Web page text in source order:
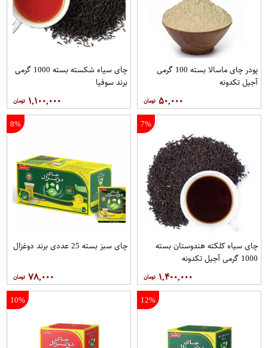
پودر چای ماسالا بسته 100 گرمی
آجیل تکدونه
۵۰,۰۰۰
چای سیاه شکسته بسته 1000 گرمی
برند سوفیا
۱,۱۰۰,۰۰۰
7%
چای سیاه کلکته هندوستان بسته
1000 گرمی آجیل تکدونه
۱,۴۰۰,۰۰۰
8%
چای سبز بسته 25 عددی برند دوغزال
۷۸,۰۰۰
12%
10%